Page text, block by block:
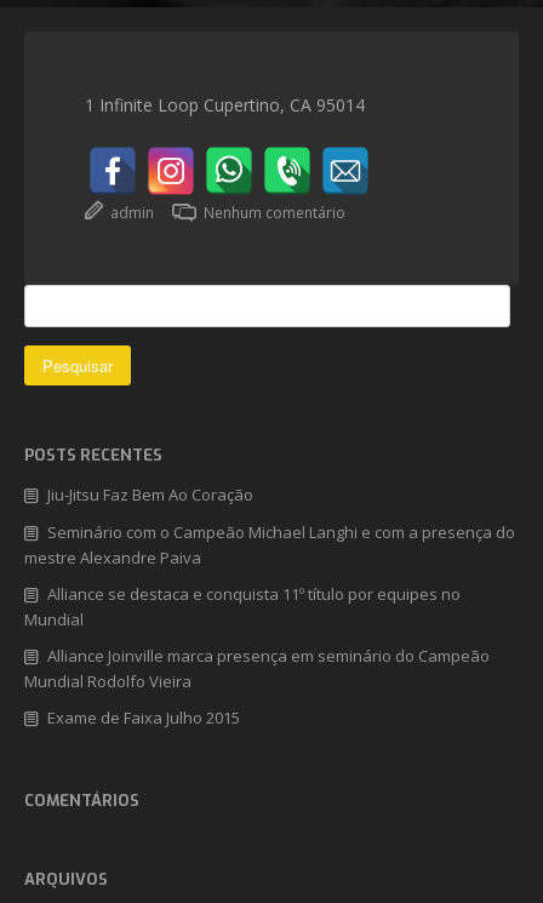
1 Infinite Loop Cupertino, CA 95014
admin Nenhum comentário
POSTS RECENTES
Jiu-Jitsu Faz Bem Ao Coração
Seminário com o Campeão Michael Langhi e com a presença do
mestre Alexandre Paiva
Alliance se destaca e conquista 11º título por equipes no
Mundial
Alliance Joinville marca presença em seminário do Campeão
Mundial Rodolfo Vieira
Exame de Faixa Julho 2015
COMENTÁRIOS
ARQUIVOS